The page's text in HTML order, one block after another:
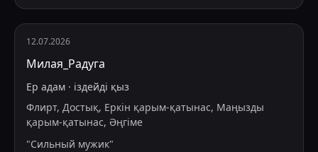
12.07.2026
Милая_Радуга
Ер адам · іздейді қыз
Флирт, Достық, Еркін қарым-қатынас, Маңызды
қарым-қатынас, Әңгіме
"Сильный мужик"